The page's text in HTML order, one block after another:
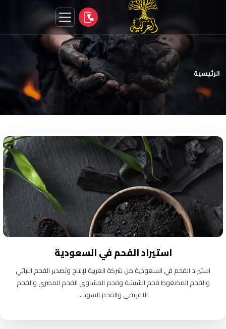
الرئيسية
استيراد الفحم في السعودية
استيراد الفحم في السعودية من شركة العربية لإنتاج وتصدير الفحم النباتي
والفحم المضغوط فحم الشيشة وفحم المشاوي الفحم المصري والفحم
الافريقي والفحم السود...